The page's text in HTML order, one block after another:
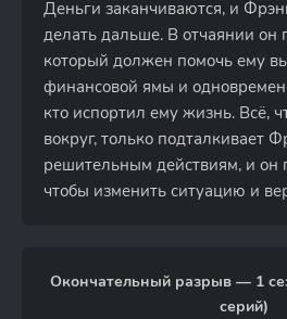
Деньги заканчиваются, и
делать дальше. В отчаянии он
который должен помочь ему
финансовой ямы и
кто испортил ему жизнь. Всё,
вокруг, только подталкивает
решительным действиям, и он
чтобы изменить ситуацию и
Окончательный разрыв — 1
серий)